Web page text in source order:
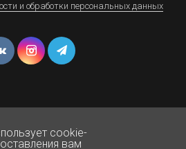
и обработки персональных данных
права защищены 1999-2025
cookie-
вам